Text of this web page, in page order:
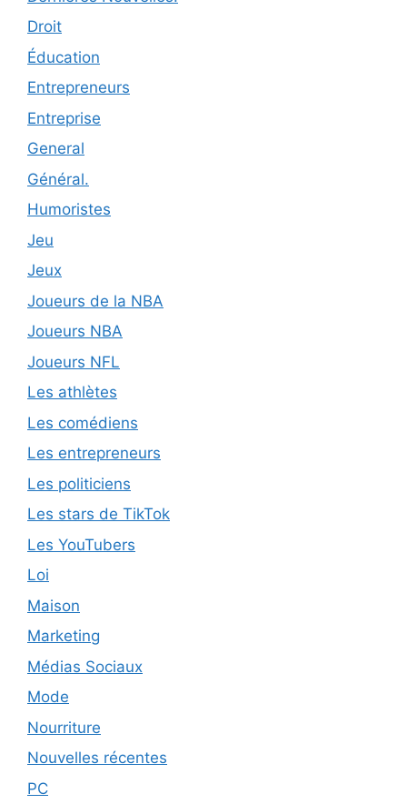
Droit
Éducation
Entrepreneurs
Entreprise
General
Général.
Humoristes
Jeu
Jeux
Joueurs de la NBA
Joueurs NBA
Joueurs NFL
Les athlètes
Les comédiens
Les entrepreneurs
Les politiciens
Les stars de TikTok
Les YouTubers
Loi
Maison
Marketing
Médias Sociaux
Mode
Nourriture
Nouvelles récentes
PC